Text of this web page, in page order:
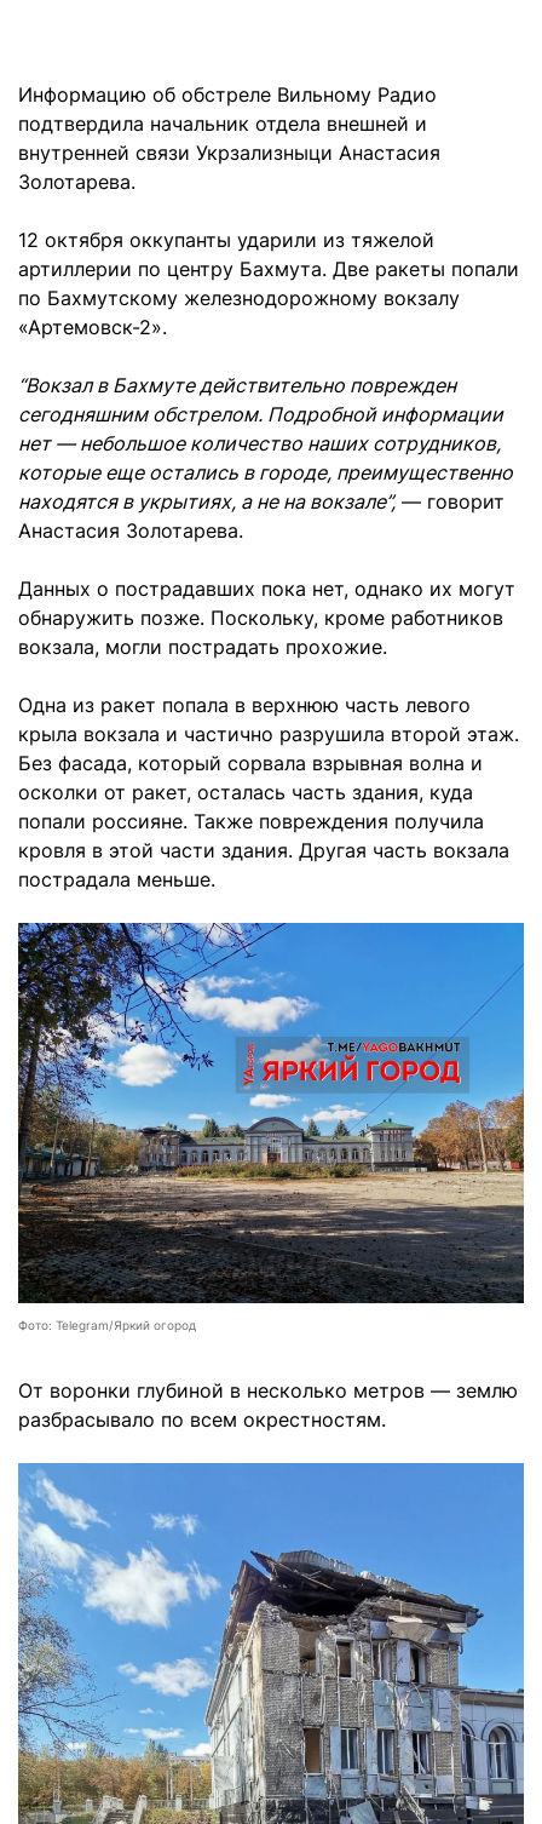
Информацию об обстреле Вильному Радио
подтвердила начальник отдела внешней и
внутренней связи Укрзализныци Анастасия
Золотарева.
12 октября оккупанты ударили из тяжелой
артиллерии по центру Бахмута. Две ракеты попали
по Бахмутскому железнодорожному вокзалу
«Артемовск-2».
“Вокзал в Бахмуте действительно поврежден
сегодняшним обстрелом. Подробной информации
нет — небольшое количество наших сотрудников,
которые еще остались в городе, преимущественно
находятся в укрытиях, а не на вокзале”, — говорит
Анастасия Золотарева.
Данных о пострадавших пока нет, однако их могут
обнаружить позже. Поскольку, кроме работников
вокзала, могли пострадать прохожие.
Одна из ракет попала в верхнюю часть левого
крыла вокзала и частично разрушила второй этаж.
Без фасада, который сорвала взрывная волна и
осколки от ракет, осталась часть здания, куда
попали россияне. Также повреждения получила
кровля в этой части здания. Другая часть вокзала
пострадала меньше.
Фото: Telegram/Яркий огород
От воронки глубиной в несколько метров — землю
разбрасывало по всем окрестностям.